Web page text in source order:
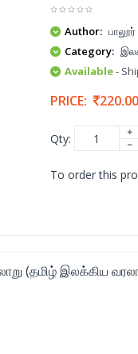
Author:
Category:
Available-
PRICE: 220.00
Qty:
To order this
(தமிழ் இலக்கிய